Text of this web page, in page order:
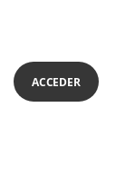
ACCEDER